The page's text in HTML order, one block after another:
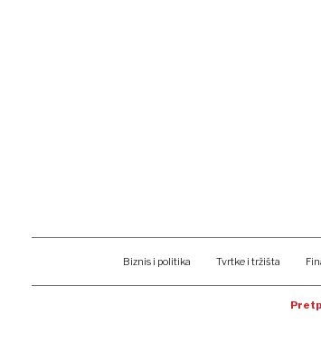
Biznis i politika Tvrtke i tržišta